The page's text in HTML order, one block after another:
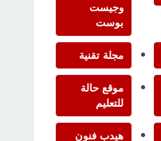
وجيست
بوست
مجلة تقنية
موقع حالة
للتعليم
هيدب فنون